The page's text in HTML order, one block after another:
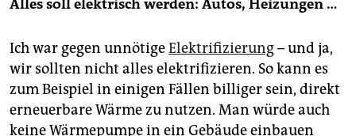
Alles soll elektrisch werden: Autos, ­Heizungen …
Ich war gegen unnötigeElektrifizierung– und ja,
wir sollten nicht alles elektrifizieren. So kann es
zum Beispiel in einigen Fällen billiger sein, direkt
erneuerbare Wärme zu nutzen. Man würde auch
keine Wärmepumpe in ein Gebäude einbauen